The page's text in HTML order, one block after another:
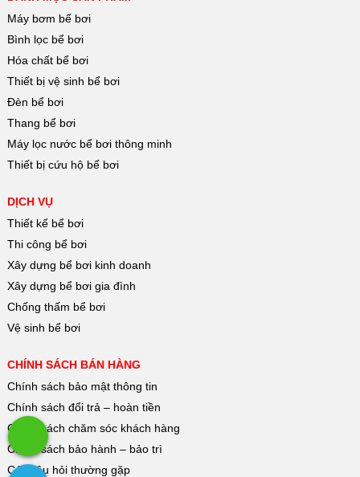
Máy bơm bể bơi
Bình lọc bể bơi
Hóa chất bể bơi
Thiết bị vệ sinh bể bơi
Đèn bể bơi
Thang bể bơi
Máy lọc nước bể bơi thông minh
Thiết bị cứu hộ bể bơi
DỊCH VỤ
Thiết kế bể bơi
Thi công bể bơi
Xây dựng bể bơi kinh doanh
Xây dựng bể bơi gia đình
Chống thấm bể bơi
Vệ sinh bể bơi
CHÍNH SÁCH BÁN HÀNG
Chính sách bảo mật thông tin
Chính sách đổi trả – hoàn tiền
Chính sách chăm sóc khách hàng
Chính sách bảo hành – bảo trì
Các câu hỏi thường gặp